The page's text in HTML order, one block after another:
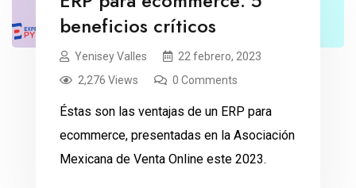
beneficios críticos
Yenisey Valles
22 febrero, 2023
2,276 Views
0 Comments
Éstas son las ventajas de un ERP para
ecommerce, presentadas en la Asociación
Mexicana de Venta Online este 2023.